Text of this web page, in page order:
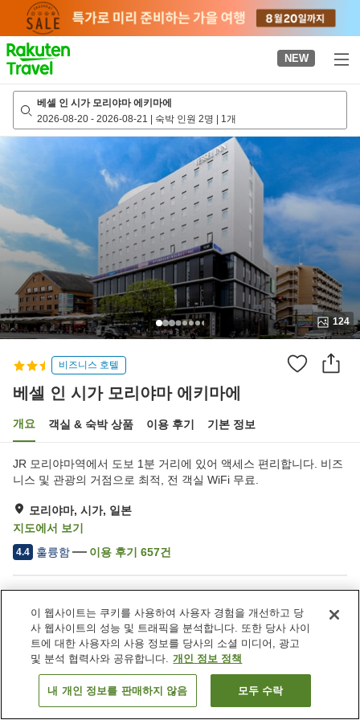
page
NEW
베셀 인 시가 모리야마 에키마에
2026-08-20 - 2026-08-21 | 숙박 인원 2명 | 1개
124
비즈니스 호텔
베셀 인 시가 모리야마 에키마에
개요 객실 & 숙박 상품 이용 후기 기본 정보
JR 모리야마역에서 도보 1분 거리에 있어 액세스 편리합니다. 비즈
니스 및 관광의 거점으로 최적, 전 객실 WiFi 무료.
모리야마, 시가, 일본
지도에서 보기
4.4 훌륭함 이용 후기 657건
주차장
자동판매기
세탁 (유료)
드라이클리닝
객실 보기
이 웹사이트는 쿠키를 사용하여 사용자 경험을 개선하고 당
사 웹사이트의 성능 및 트래픽을 분석합니다. 또한 당사 사이
트에 대한 사용자의 사용 정보를 당사의 소셜 미디어, 광고
및 분석 협력사와 공유합니다. 개인 정보 정책
내 개인 정보를 판매하지 않음 모두 수락